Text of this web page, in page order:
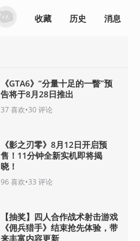
收藏 历史 消息
《GTA6》“分量十足的一瞥”预
告将于8月28日推出
37喜欢•30评论
《影之刃零》8月12日开启预
售！11分钟全新实机即将揭
晓！
96喜欢•33 评论
【抽奖】四人合作战术射击游戏
《佣兵猎手》结束抢先体验，带
来丰富内容更新